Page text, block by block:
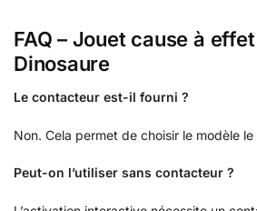
FAQ – Jouet cause à
Dinosaure
Le contacteur est-il fourni ?
Non. Cela permet de choisir le modèle
Peut-on l’utiliser sans contacteur ?